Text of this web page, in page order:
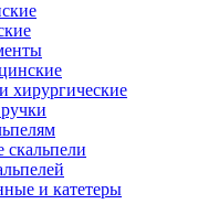
хирургические
и катетеры